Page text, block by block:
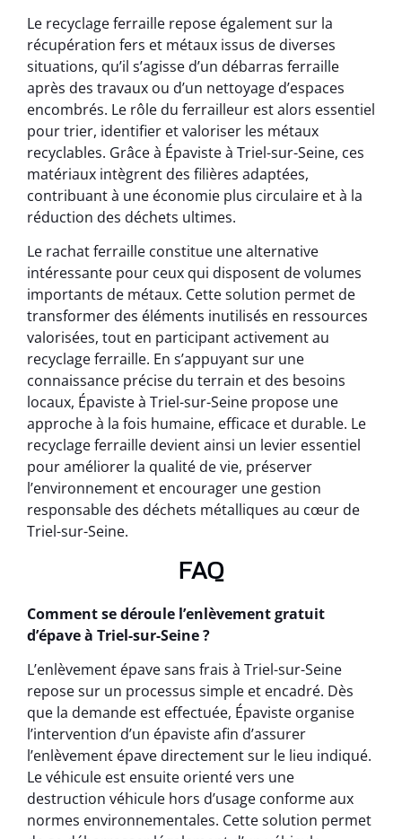
Le recyclage ferraille repose également sur la
récupération fers et métaux issus de diverses
situations, qu’il s’agisse d’un débarras ferraille
après des travaux ou d’un nettoyage d’espaces
encombrés. Le rôle du ferrailleur est alors essentiel
pour trier, identifier et valoriser les métaux
recyclables. Grâce à Épaviste à Triel-sur-Seine, ces
matériaux intègrent des filières adaptées,
contribuant à une économie plus circulaire et à la
réduction des déchets ultimes.
Le rachat ferraille constitue une alternative
intéressante pour ceux qui disposent de volumes
importants de métaux. Cette solution permet de
transformer des éléments inutilisés en ressources
valorisées, tout en participant activement au
recyclage ferraille. En s’appuyant sur une
connaissance précise du terrain et des besoins
locaux, Épaviste à Triel-sur-Seine propose une
approche à la fois humaine, efficace et durable. Le
recyclage ferraille devient ainsi un levier essentiel
pour améliorer la qualité de vie, préserver
l’environnement et encourager une gestion
responsable des déchets métalliques au cœur de
Triel-sur-Seine.
FAQ
Comment se déroule l’enlèvement gratuit
d’épave à Triel-sur-Seine ?
L’enlèvement épave sans frais à Triel-sur-Seine
repose sur un processus simple et encadré. Dès
que la demande est effectuée, Épaviste organise
l’intervention d’un épaviste afin d’assurer
l’enlèvement épave directement sur le lieu indiqué.
Le véhicule est ensuite orienté vers une
destruction véhicule hors d’usage conforme aux
normes environnementales. Cette solution permet